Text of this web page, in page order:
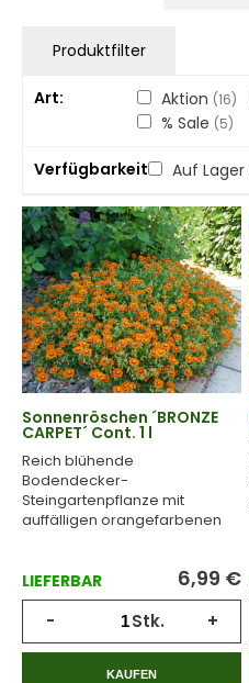
Produktfilter
Art Aktion (16)
% Sale (5)
Verfügbarkeit Auf Lager
Sonnenröschen ´BRONZE
CARPET´ Cont. 1 l
Reich blühende
Bodendecker-
Steingartenpflanze mit
auffälligen orangefarbenen
LIEFERBAR 6,99 €
- Stk. +
KAUFEN